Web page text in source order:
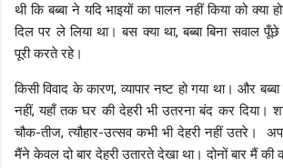
थी कि बब्बा ने यदि भाइयों का पालन नहीं किया को क्या
दिल पर ले लिया था। बस क्या था, बब्बा बिना सवाल
पूरी करते रहे।
किसी विवाद के कारण, व्यापार नष्ट हो गया था। और
नहीं, यहाँ तक घर की देहरी भी उतरना बंद कर दिया।
चौक-तीज, त्यौहार-उत्सव कभी भी देहरी नहीं उतरे।
मैंने केवल दो बार देहरी उतारते देखा था। दोनों बार मैं की